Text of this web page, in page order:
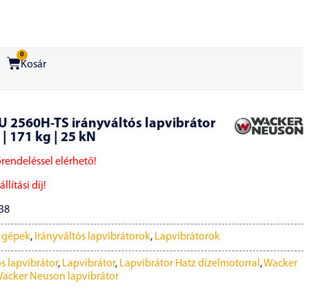
0
Kosár
2560H-TS irányváltós lapvibrátor
| 171 kg | 25 kN
elérhető!
díj!
, Irányváltós lapvibrátorok, Lapvibrátorok
lapvibrátor, Lapvibrátor, Lapvibrátor Hatz dízelmotorral ,Wacker
Neuson lapvibrátor